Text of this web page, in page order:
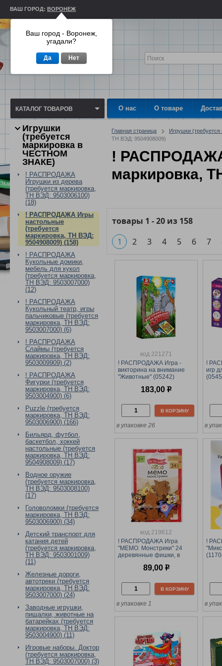
ВАШ ГОРОД: ВОРОНЕЖ
КАТАЛОГ ТОВАРОВ О нас О товаре
Игрушки
(требуется
маркировка в
ЧЕСТНОМ
ЗНАКЕ)
! РАСПРОДАЖА
Игрушки из дерева
(требуется маркировка,
ТН ВЭД: 9503006100)
(18)
! РАСПРОДАЖА Игры
настольные
(требуется
маркировка, ТН ВЭД:
9504908009) (158)
! РАСПРОДАЖА
Кукольные домики,
мебель для кукол
(требуется маркировка,
ТН ВЭД: 9503007000)
(12)
! РАСПРОДАЖА
Кукольный театр, игры
пальчиковые (требуется
маркировка, ТН ВЭД:
9503007000) (6)
! РАСПРОДАЖА
Слаймы (требуется
маркировка, ТН ВЭД:
9503009909) (2)
! РАСПРОДАЖА
Фигурки (требуется
маркировка, ТН ВЭД:
9503004900) (6)
Puzzle (требуется
маркировка, ТН ВЭД:
9503006900) (166)
Бильярд, футбол,
баскетбол, хоккей
настольные (требуется
маркировка, ТН ВЭД:
9504908009) (17)
Водное оружие
(требуется маркировка,
ТН ВЭД: 9503008100)
(17)
Головоломки (требуется
маркировка, ТН ВЭД:
9503006900) (34)
Детский транспорт для
катания детей
(требуется маркировка,
ТН ВЭД: 9503001009)
(11)
Железные дороги,
автотреки (требуется
маркировка, ТН ВЭД:
9503007000) (24)
Заводные игрушки,
пищалки, животные на
батарейках (требуется
маркировка, ТН ВЭД:
9503004900) (11)
Игровые наборы. Доктор
(требуется маркировка,
ТН ВЭД: 9503007000) (3)
Главная страница
Игрушки
ТН ВЭД: 9504908009)
! РАСПРОДАЖА
маркировка,
товары 1 -20 из 158
1
2 3 4 5 6 7
код 221271
! РАСПРОДАЖА Игра -
викторина на внимание
"Животные" (05242)
183,00 р
В КОРЗИНУ
в упаковке 26
!
игр
в
код 219612
! РАСПРОДАЖА Игра
"МЕМО. Монстрики" 24
деревянные фишки, в
королевство"
89,00 р
В КОРЗИНУ
в упаковке 1
!
в
Ваш город - Воронеж,
угадали?
Да Нет